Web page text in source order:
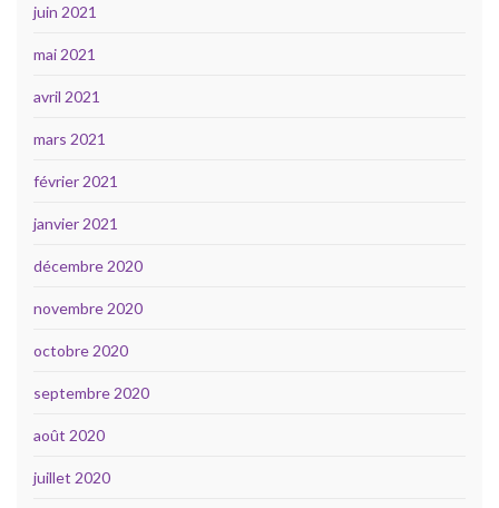
juin 2021
mai 2021
avril 2021
mars 2021
février 2021
janvier 2021
décembre 2020
novembre 2020
octobre 2020
septembre 2020
août 2020
juillet 2020